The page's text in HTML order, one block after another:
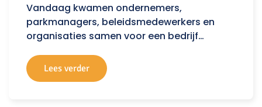
Vandaag kwamen ondernemers,
parkmanagers, beleidsmedewerkers en
organisaties samen voor een bedrijf…
Lees verder